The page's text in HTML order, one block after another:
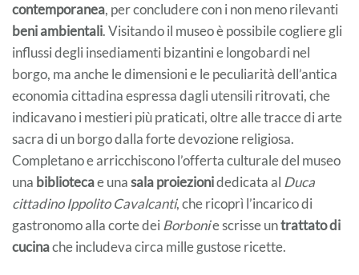
contemporanea, per concludere con i non meno rilevanti
beni ambientali. Visitando il museo è possibile cogliere gli
influssi degli insediamenti bizantini e longobardi nel
borgo, ma anche le dimensioni e le peculiarità dell’antica
economia cittadina espressa dagli utensili ritrovati, che
indicavano i mestieri più praticati, oltre alle tracce di arte
sacra di un borgo dalla forte devozione religiosa.
Completano e arricchiscono l’offerta culturale del museo
una bibliotecae unasala proiezionidedicata al Duca
cittadino Ippolito Cavalcanti, che ricoprì l’incarico di
gastronomo alla corte dei Borbonie scrisse untrattato di
cucinache includeva circa mille gustose ricette.